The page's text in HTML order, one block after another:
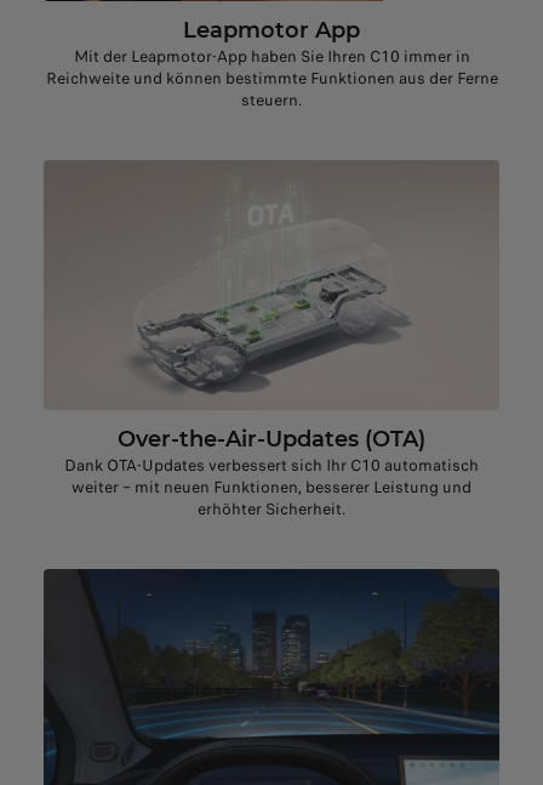
Leapmotor App
Mit der Leapmotor-App haben Sie Ihren C10 immer in
Reichweite und können bestimmte Funktionen aus der Ferne
steuern.
Over-the-Air-Updates (OTA)
Dank OTA-Updates verbessert sich Ihr C10 automatisch
weiter – mit neuen Funktionen, besserer Leistung und
erhöhter Sicherheit.